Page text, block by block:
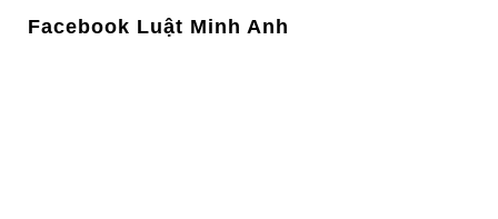
Facebook Luật Minh Anh